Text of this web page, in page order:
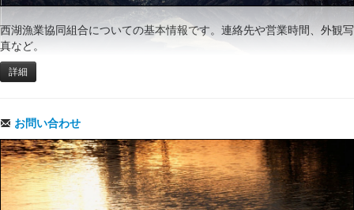
西湖漁業協同組合についての基本情報です。連絡先や営業時間、外観写
真など。
詳細
お問い合わせ